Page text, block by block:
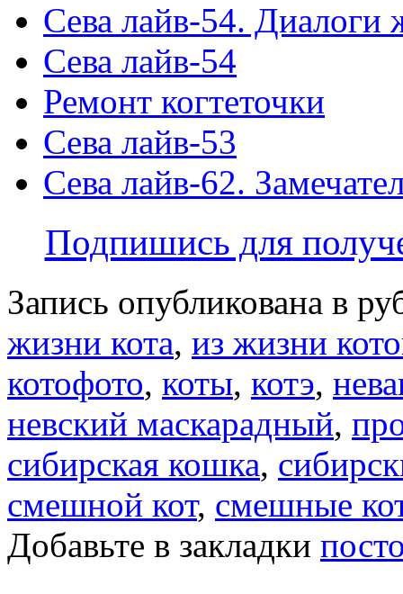
Сева лайв-54. Диалоги
Сева лайв-54
Ремонт когтеточки
Сева лайв-53
Сева лайв-62.
Подпишись для
Запись опубликована в
жизни кота, из жизни
котофото, коты, котэ,
невский маскарадный,
сибирская кошка,
смешной кот, смешные
Добавьте в закладки